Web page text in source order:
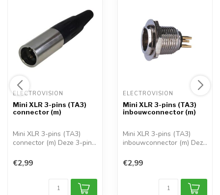
ELECTROVISION
Mini XLR 3-pins (TA3)
connector (m)
Mini XLR 3-pins (TA3)
connector (m) Deze 3-pins
€2,99
ELECTROVISION
Mini XLR 3-pins (TA3)
inbouwconnector (m)
Mini XLR 3-pins (TA3)
inbouwconnector (m) Deze
€2,99